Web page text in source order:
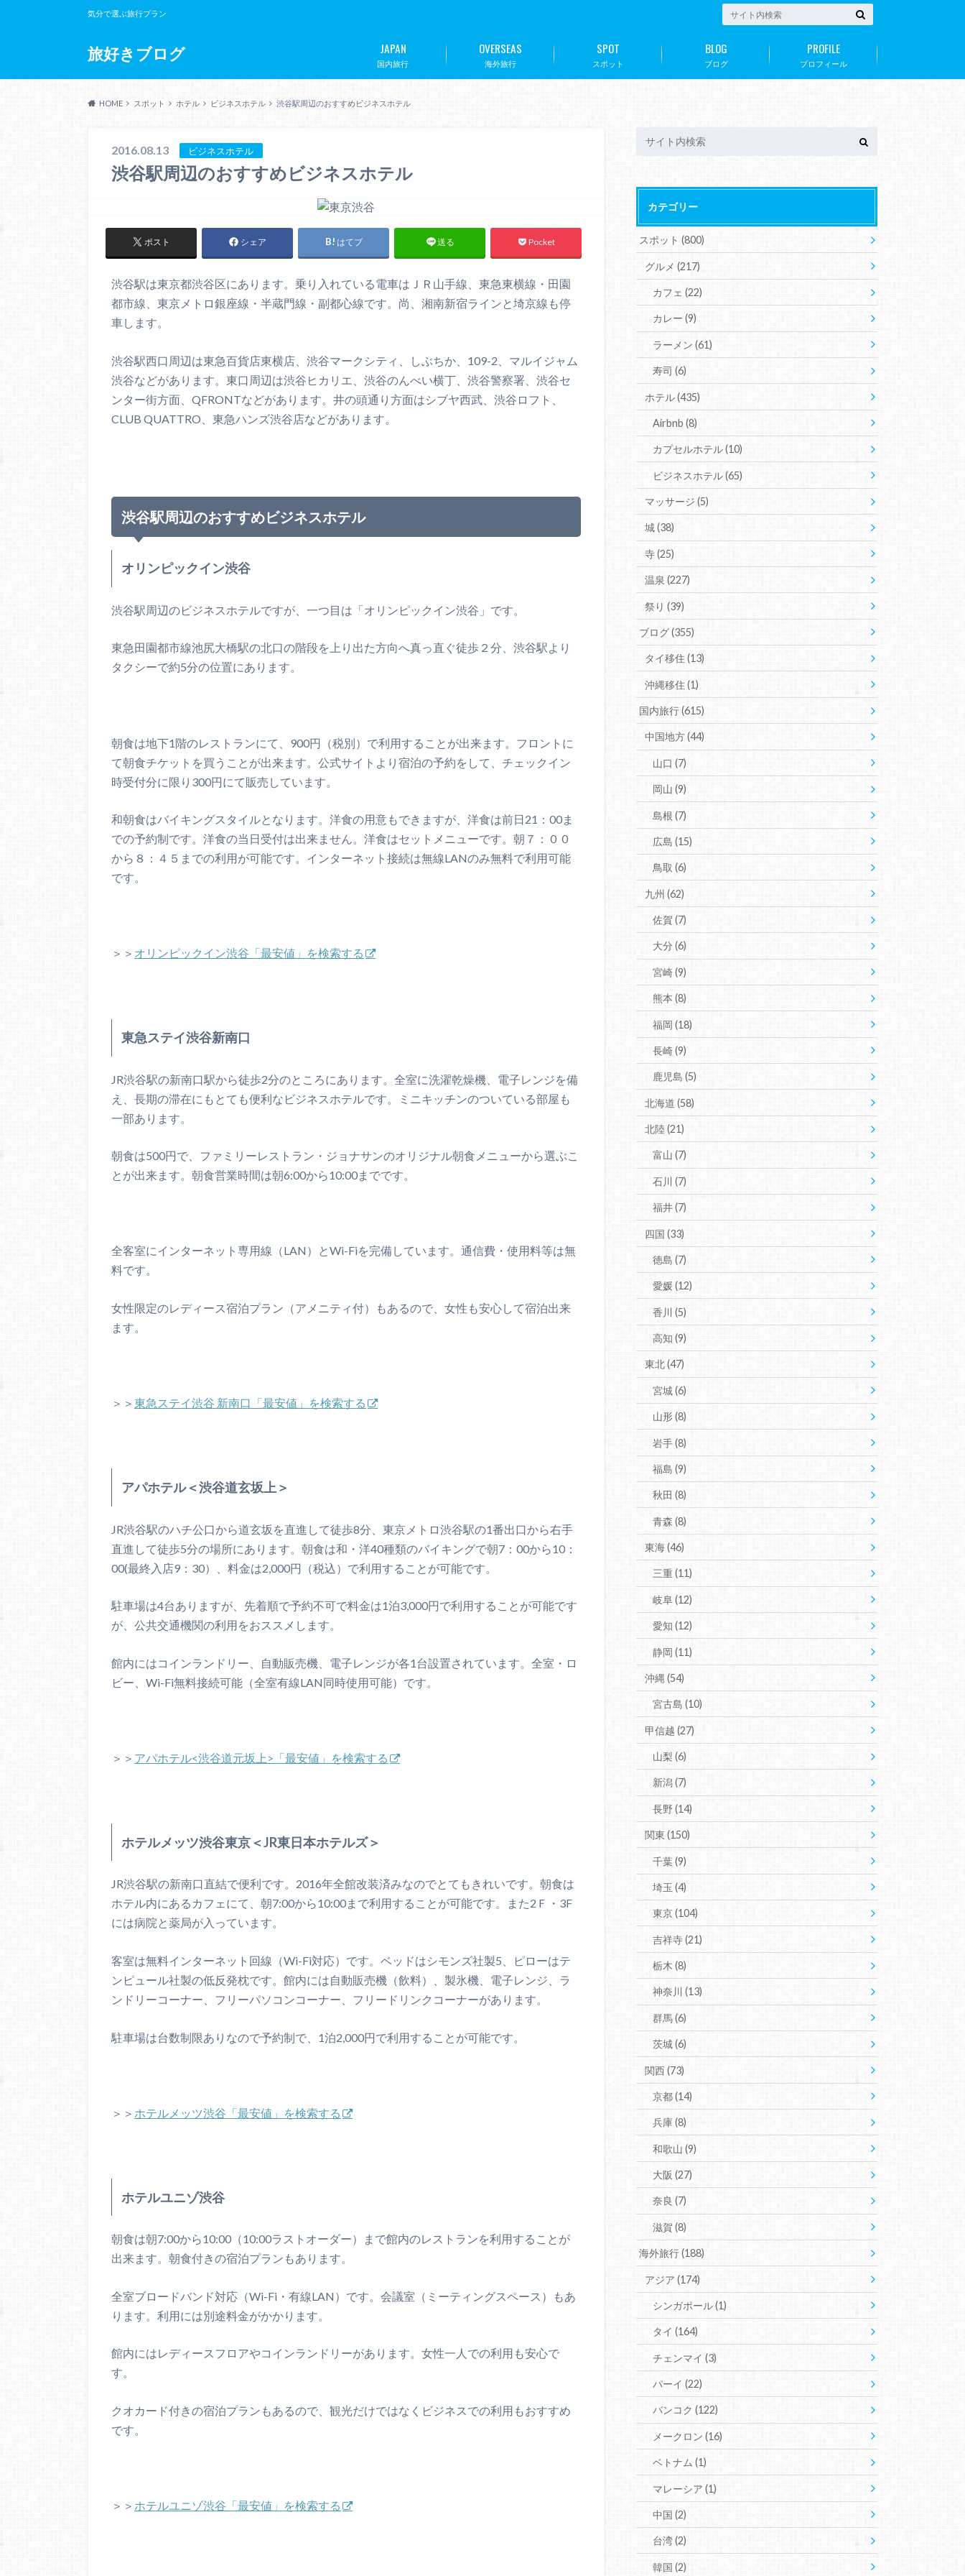
旅好きブログ
気分で選ぶ旅行プラン
国内旅行
JAPAN
海外旅行
OVERSEAS
スポット
SPOT
ブログ
BLOG
プロフィール
PROFILE
HOME スポット ホテル ビジネスホテル 渋谷駅周辺のおすすめビジネスホテル
2016.08.13 ビジネスホテル
渋谷駅周辺のおすすめビジネスホテル
ポスト シェア はてブ 送る Pocket
渋谷駅は東京都渋谷区にあります。乗り入れている電車はＪＲ山手線、東急東横線・田園
都市線、東京メトロ銀座線・半蔵門線・副都心線です。尚、湘南新宿ラインと埼京線も停
車します。
渋谷駅西口周辺は東急百貨店東横店、渋谷マークシティ、しぶちか、109-2、マルイジャム
渋谷などがあります。東口周辺は渋谷ヒカリエ、渋谷のんべい横丁、渋谷警察署、渋谷セ
ンター街方面、QFRONTなどがあります。井の頭通り方面はシブヤ西武、渋谷ロフト、
CLUB QUATTRO、東急ハンズ渋谷店などがあります。
渋谷駅周辺のおすすめビジネスホテル
オリンピックイン渋谷
渋谷駅周辺のビジネスホテルですが、一つ目は「オリンピックイン渋谷」です。
東急田園都市線池尻大橋駅の北口の階段を上り出た方向へ真っ直ぐ徒歩２分、渋谷駅より
タクシーで約5分の位置にあります。
朝食は地下1階のレストランにて、900円（税別）で利用することが出来ます。フロントに
て朝食チケットを買うことが出来ます。公式サイトより宿泊の予約をして、チェックイン
時受付分に限り300円にて販売しています。
和朝食はバイキングスタイルとなります。洋食の用意もできますが、洋食は前日21：00ま
での予約制です。洋食の当日受付は出来ません。洋食はセットメニューです。朝７：００
から８：４５までの利用が可能です。インターネット接続は無線LANのみ無料で利用可能
です。
＞＞ オリンピックイン渋谷「最安値」を検索する
東急ステイ渋谷新南口
JR渋谷駅の新南口駅から徒歩2分のところにあります。全室に洗濯乾燥機、電子レンジを備
え、長期の滞在にもとても便利なビジネスホテルです。ミニキッチンのついている部屋も
一部あります。
朝食は500円で、ファミリーレストラン・ジョナサンのオリジナル朝食メニューから選ぶこ
とが出来ます。朝食営業時間は朝6:00から10:00までです。
全客室にインターネット専用線（LAN）とWi-Fiを完備しています。通信費・使用料等は無
料です。
女性限定のレディース宿泊プラン（アメニティ付）もあるので、女性も安心して宿泊出来
ます。
＞＞ 東急ステイ渋谷 新南口「最安値」を検索する
アパホテル＜渋谷道玄坂上＞
JR渋谷駅のハチ公口から道玄坂を直進して徒歩8分、東京メトロ渋谷駅の1番出口から右手
直進して徒歩5分の場所にあります。朝食は和・洋40種類のバイキングで朝7：00から10：
00(最終入店9：30）、料金は2,000円（税込）で利用することが可能です。
駐車場は4台ありますが、先着順で予約不可で料金は1泊3,000円で利用することが可能です
が、公共交通機関の利用をおススメします。
館内にはコインランドリー、自動販売機、電子レンジが各1台設置されています。全室・ロ
ビー、Wi-Fi無料接続可能（全室有線LAN同時使用可能）です。
＞＞ アパホテル<渋谷道元坂上>「最安値」を検索する
ホテルメッツ渋谷東京＜JR東日本ホテルズ＞
JR渋谷駅の新南口直結で便利です。2016年全館改装済みなのでとてもきれいです。朝食は
ホテル内にあるカフェにて、朝7:00から10:00まで利用することが可能です。また2Ｆ・3F
には病院と薬局が入っています。
客室は無料インターネット回線（Wi-Fi対応）です。ベッドはシモンズ社製5、ピローはテ
ンピュール社製の低反発枕です。館内には自動販売機（飲料）、製氷機、電子レンジ、ラ
ンドリーコーナー、フリーパソコンコーナー、フリードリンクコーナーがあります。
駐車場は台数制限ありなので予約制で、1泊2,000円で利用することが可能です。
＞＞ ホテルメッツ渋谷「最安値」を検索する
ホテルユニゾ渋谷
朝食は朝7:00から10:00（10:00ラストオーダー）まで館内のレストランを利用することが
出来ます。朝食付きの宿泊プランもあります。
全室ブロードバンド対応（Wi-Fi・有線LAN）です。会議室（ミーティングスペース）もあ
ります。利用には別途料金がかかります。
館内にはレディースフロアやコインランドリーがあります。女性一人での利用も安心で
す。
クオカード付きの宿泊プランもあるので、観光だけではなくビジネスでの利用もおすすめ
です。
＞＞ ホテルユニゾ渋谷「最安値」を検索する
カテゴリー
スポット(800)
グルメ (217)
カフェ(22)
カレー(9)
ラーメン(61)
寿司(6)
ホテル(435)
Airbnb(8)
カプセルホテル(10)
ビジネスホテル(65)
マッサージ (5)
城(38)
寺(25)
温泉 (227)
祭り (39)
ブログ(355)
タイ移住 (13)
沖縄移住 (1)
国内旅行(615)
中国地方(44)
山口(7)
岡山(9)
島根(7)
広島(15)
鳥取(6)
九州 (62)
佐賀(7)
大分(6)
宮崎(9)
熊本(8)
福岡(18)
長崎(9)
鹿児島(5)
北海道 (58)
北陸(21)
富山(7)
石川(7)
福井(7)
四国 (33)
徳島(7)
愛媛(12)
香川(5)
高知(9)
東北(47)
宮城(6)
山形(8)
岩手(8)
福島(9)
秋田(8)
青森(8)
東海(46)
三重(11)
岐阜(12)
愛知(12)
静岡(11)
沖縄 (54)
宮古島(10)
甲信越 (27)
山梨(6)
新潟(7)
長野(14)
関東 (150)
千葉(9)
埼玉(4)
東京(104)
吉祥寺(21)
栃木(8)
神奈川(13)
群馬(6)
茨城(6)
関西(73)
京都(14)
兵庫(8)
和歌山(9)
大阪(27)
奈良(7)
滋賀(8)
海外旅行(188)
アジア (174)
シンガポール(1)
タイ(164)
チェンマイ(3)
パーイ(22)
バンコク(122)
メークロン(16)
ベトナム(1)
マレーシア(1)
中国(2)
台湾(2)
韓国(2)